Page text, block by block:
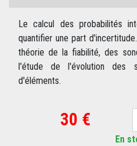
Le calcul des probabilités
quantifier une part
théorie de la fiabilité, des
l'étude de l'évolution des
d'éléments.
30 €
En